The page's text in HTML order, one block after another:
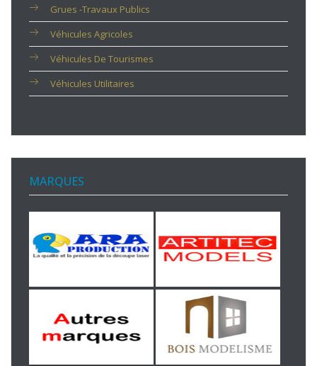
Grues -travaux Publics
Véhicules Agricoles
Véhicules De Tourismes
Véhicules Utilitaires
MARQUES